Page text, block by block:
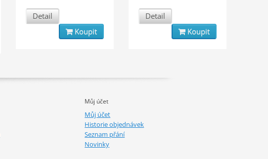
Detail
Koupit
Detail
Koupit
Můj účet
Můj účet
Historie objednávek
Seznam přání
Novinky